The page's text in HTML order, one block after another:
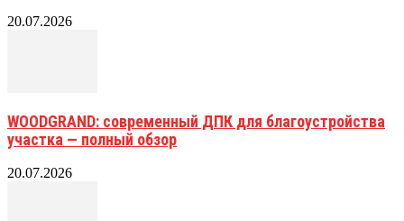
20.07.2026
WOODGRAND: современный ДПК для благоустройства
участка — полный обзор
20.07.2026